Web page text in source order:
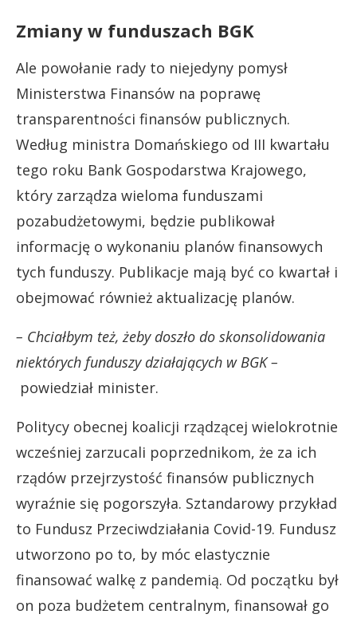
Zmiany w funduszach BGK
Ale powołanie rady to niejedyny pomysł
Ministerstwa Finansów na poprawę
transparentności finansów publicznych.
Według ministra Domańskiego od III kwartału
tego roku Bank Gospodarstwa Krajowego,
który zarządza wieloma funduszami
pozabudżetowymi, będzie publikował
informację o wykonaniu planów finansowych
tych funduszy. Publikacje mają być co kwartał i
obejmować również aktualizację planów.
– Chciałbym też, żeby doszło do skonsolidowania
niektórych funduszy działających w BGK –
powiedział minister.
Politycy obecnej koalicji rządzącej wielokrotnie
wcześniej zarzucali poprzednikom, że za ich
rządów przejrzystość finansów publicznych
wyraźnie się pogorszyła. Sztandarowy przykład
to Fundusz Przeciwdziałania Covid-19. Fundusz
utworzono po to, by móc elastycznie
finansować walkę z pandemią. Od początku był
on poza budżetem centralnym, finansował go